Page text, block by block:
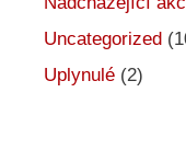
Uncategorized
Uplynulé (2)